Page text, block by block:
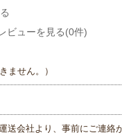
ビューを見る(0件)
ません。）
送会社より、事前にご連絡